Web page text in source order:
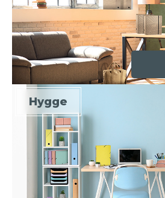
Hygge